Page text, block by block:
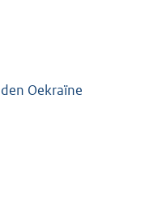
Oekraïne